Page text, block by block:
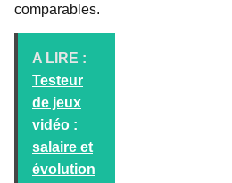
comparables.
A LIRE :
Testeur
de jeux
vidéo :
salaire et
évolution